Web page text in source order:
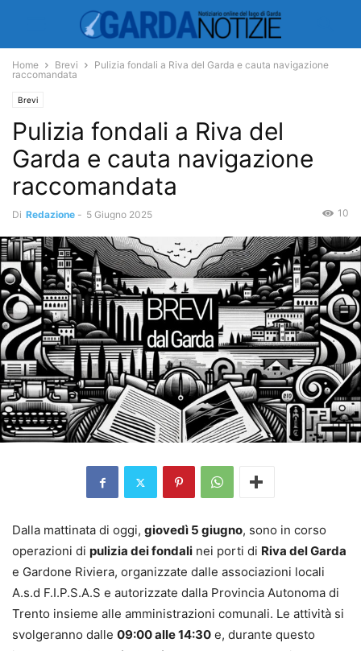
Home Brevi
Pulizia fondali a Riva del Garda e cauta navigazione
raccomandata
Brevi
Pulizia fondali a Riva del
Garda e cauta navigazione
raccomandata
Di Redazione - 5 Giugno 2025 10
Dalla mattinata di oggi, giovedì 5 giugno, sono in corso
operazioni di pulizia dei fondali nei porti di Riva del Garda
e Gardone Riviera, organizzate dalle associazioni locali
A.s.d F.I.P.S.A.S e autorizzate dalla Provincia Autonoma di
Trento insieme alle amministrazioni comunali. Le attività si
svolgeranno dalle 09:00 alle 14:30 e, durante questo